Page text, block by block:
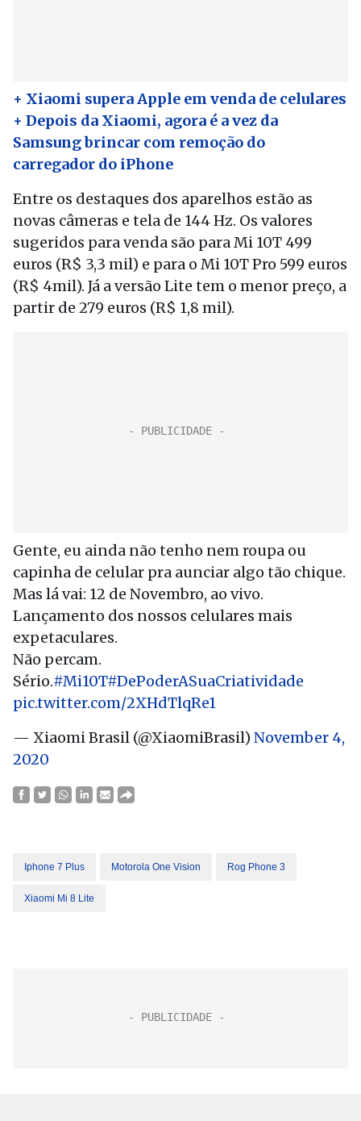
+ Xiaomi supera Apple em venda de celulares
+ Depois da Xiaomi, agora é a vez da
Samsung brincar com remoção do
carregador do iPhone
Entre os destaques dos aparelhos estão as
novas câmeras e tela de 144 Hz. Os valores
sugeridos para venda são para Mi 10T 499
euros (R$ 3,3 mil) e para o Mi 10T Pro 599 euros
(R$ 4mil). Já a versão Lite tem o menor preço, a
partir de 279 euros (R$ 1,8 mil).
Gente, eu ainda não tenho nem roupa ou
capinha de celular pra aunciar algo tão chique.
Mas lá vai: 12 de Novembro, ao vivo.
Lançamento dos nossos celulares mais
expetaculares.
Não percam.
Sério.#Mi10T#DePoderASuaCriatividade
pic.twitter.com/2XHdTlqRe1
— Xiaomi Brasil (@XiaomiBrasil) November 4,
2020
Iphone 7 Plus Motorola One Vision Rog Phone 3
Xiaomi Mi 8 Lite